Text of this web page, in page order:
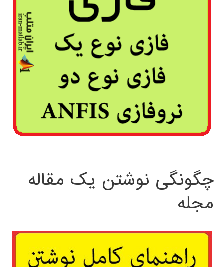
چگونگی نوشتن یک مقاله
مجله